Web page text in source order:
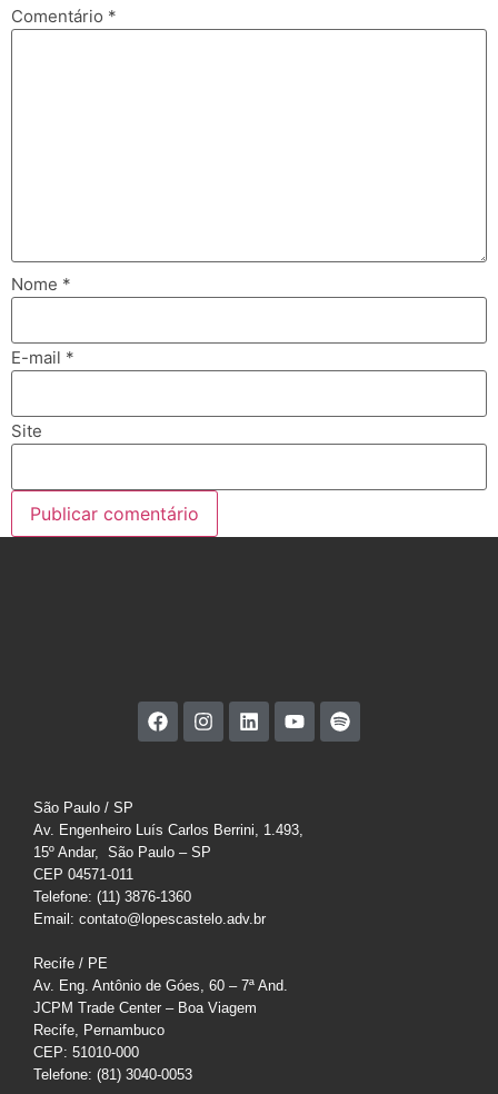
Comentário *
Nome *
E-mail *
Site
São Paulo / SP
Av. Engenheiro Luís Carlos Berrini, 1.493,
15º Andar, São Paulo – SP
CEP 04571-011
Telefone: (11) 3876-1360
Email: contato@lopescastelo.adv.br
Recife / PE
Av. Eng. Antônio de Góes, 60 – 7ª And.
JCPM Trade Center – Boa Viagem
Recife, Pernambuco
CEP: 51010-000
Telefone: (81) 3040-0053